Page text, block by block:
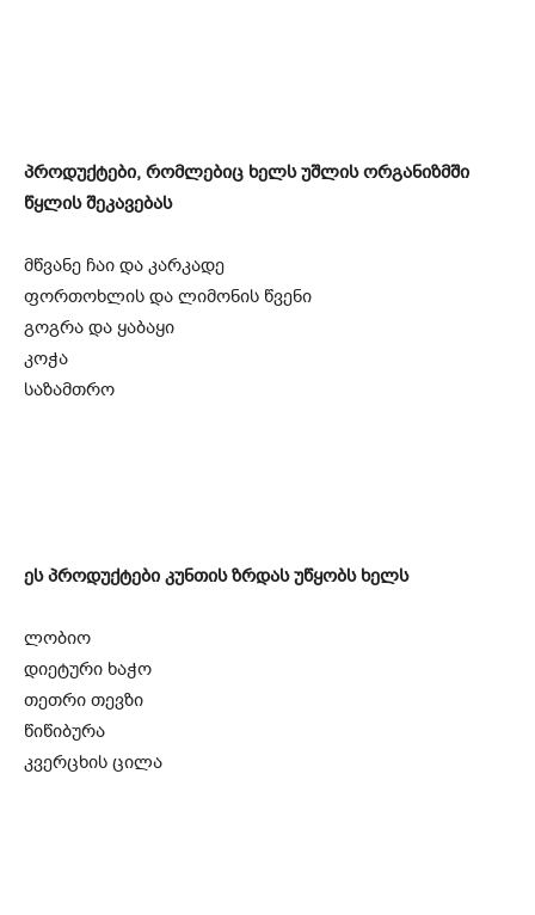
პროდუქტები, რომლებიც ხელს უშლის ორგანიზმში
წყლის შეკავებას
მწვანე ჩაი და კარკადე
ფორთოხლის და ლიმონის წვენი
გოგრა და ყაბაყი
კოჭა
საზამთრო
ეს პროდუქტები კუნთის ზრდას უწყობს ხელს
ლობიო
დიეტური ხაჭო
თეთრი თევზი
წიწიბურა
კვერცხის ცილა